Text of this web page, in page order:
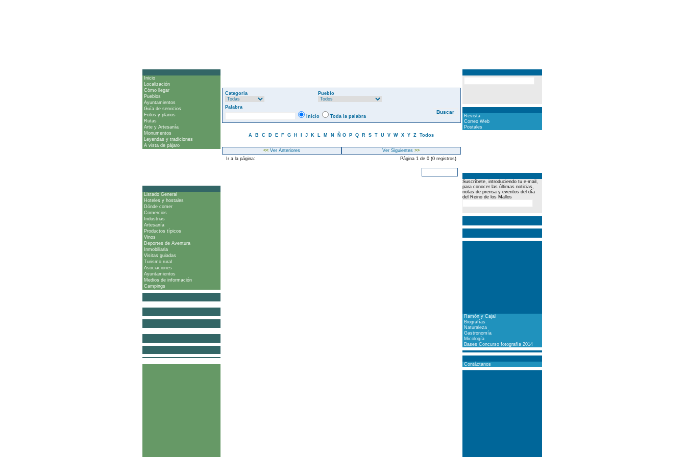
Inicio
Localización
Cómo llegar
Pueblos
Ayuntamientos
Guía de servicios
Fotos y planos
Rutas
Arte y Artesanía
Monumentos
Leyendas y tradiciones
A vista de pájaro
Listado General
Hoteles y hostales
Dónde comer
Comercios
Industrias
Artesanía
Productos típicos
Vinos
Deportes de Aventura
Inmobiliaria
Visitas guiadas
Turismo rural
Asociaciones
Ayuntamientos
Medios de información
Campings
Categoría Pueblo
Palabra
Inicio
Toda la palabra
A B C D E F G H J K L M N Ñ O P Q R S T U V W X Y Z Todos
<<Ver Anteriores Ver Siguientes >>
Ir a la página:
Página 1 de 0 (0 registros)
Revista
Correo Web
Postales
Suscríbete, introduciendo tu e-mail,
para conocer las últimas noticias,
notas de prensa y eventos del día
del Reino de los Mallos
Ramón y Cajal
Biografías
Naturaleza
Gastronomía
Micología
Bases Concurso fotografía 2014
Contáctanos